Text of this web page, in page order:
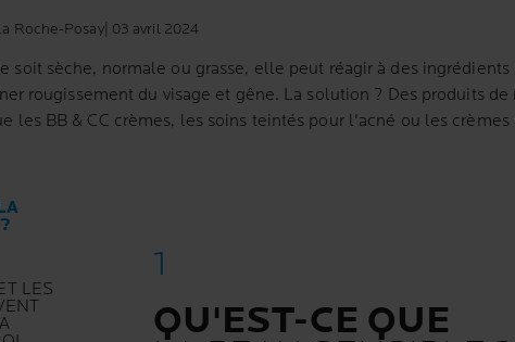
Roche-Posay| 03 avril 2024
soit sèche, normale ou grasse, elle peut réagir à des
rougissement du visage et gêne. La solution ? Des produits
les BB & CC crèmes, les soins teintés pour l'acné ou les
LES
QU'EST-CE QUE